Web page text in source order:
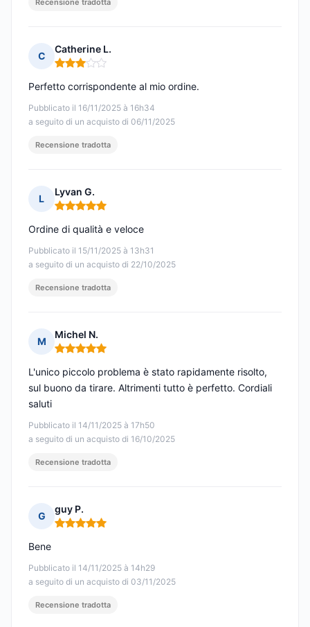
Recensione tradotta
C
Catherine L.
Nota: 3 su 5
Pubblicato il 16/11/2025 à 16h34
a seguito di un acquisto di 06/11/2025
Perfetto corrispondente al mio ordine.
Recensione tradotta
L
Lyvan G.
Nota: 5 su 5
Pubblicato il 15/11/2025 à 13h31
a seguito di un acquisto di 22/10/2025
Ordine di qualità e veloce
Recensione tradotta
M
Michel N.
Nota: 5 su 5
Pubblicato il 14/11/2025 à 17h50
a seguito di un acquisto di 16/10/2025
L'unico piccolo problema è stato rapidamente risolto,
sul buono da tirare. Altrimenti tutto è perfetto. Cordiali
saluti
Recensione tradotta
G
guy P.
Nota: 5 su 5
Pubblicato il 14/11/2025 à 14h29
a seguito di un acquisto di 03/11/2025
Bene
Recensione tradotta